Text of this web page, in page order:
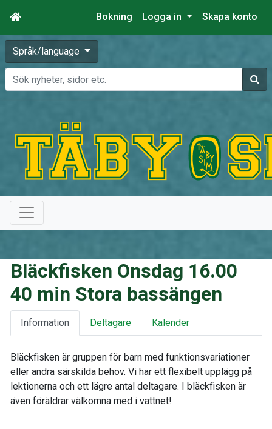
Bokning Logga in Skapa konto
Språk/language
Sök
Bläckfisken Onsdag 16.00
40 min Stora bassängen
Information Deltagare Kalender
Bläckfisken är gruppen för barn med funktionsvariationer
eller andra särskilda behov. Vi har ett flexibelt upplägg på
lektionerna och ett lägre antal deltagare. I bläckfisken är
även föräldrar välkomna med i vattnet!